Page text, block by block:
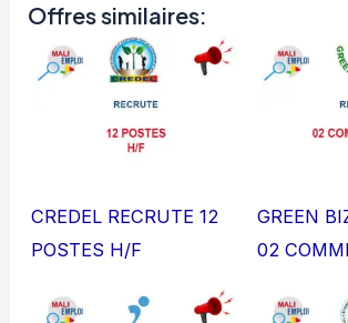
Offres similaires:
CREDEL RECRUTE 12
POSTES H/F
GREEN
02